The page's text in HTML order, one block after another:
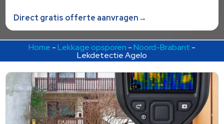
Direct gratis offerte aanvragen→
Home -Lekkage opsporen -Noord-Brabant -
Lekdetectie Agelo